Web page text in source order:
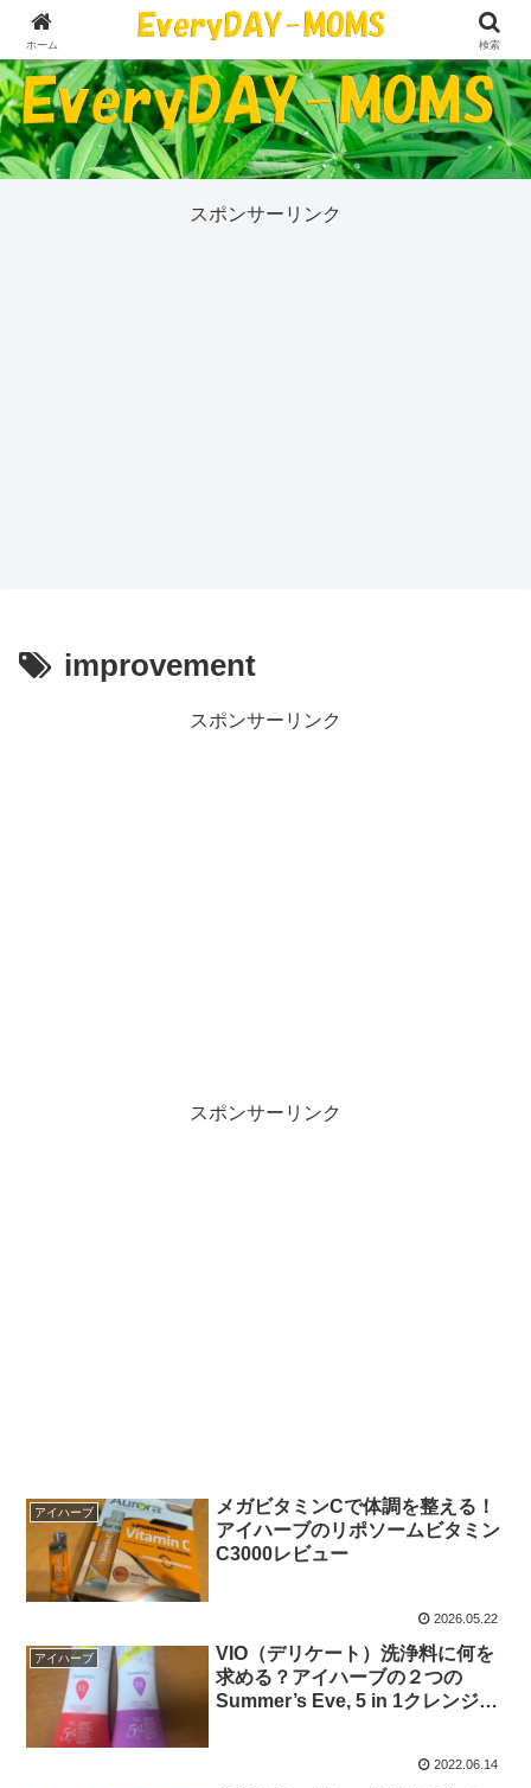
５０代の私が今気になっていることすべて
スポンサーリンク
improvement
スポンサーリンク
スポンサーリンク
アイハーブ
メガビタミンCで体調を整える！
アイハーブのリポソームビタミン
C3000レビュー
2026.05.22
アイハーブ
VIO（デリケート）洗浄料に何を
求める？アイハーブの２つの
Summer’s Eve, 5 in 1クレンジン
2022.06.14
ホーム 検索